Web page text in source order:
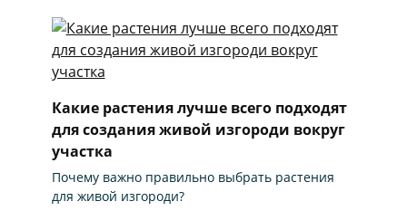
Какие растения лучше всего подходят
для создания живой изгороди вокруг
участка
Почему важно правильно выбрать растения
для живой изгороди?